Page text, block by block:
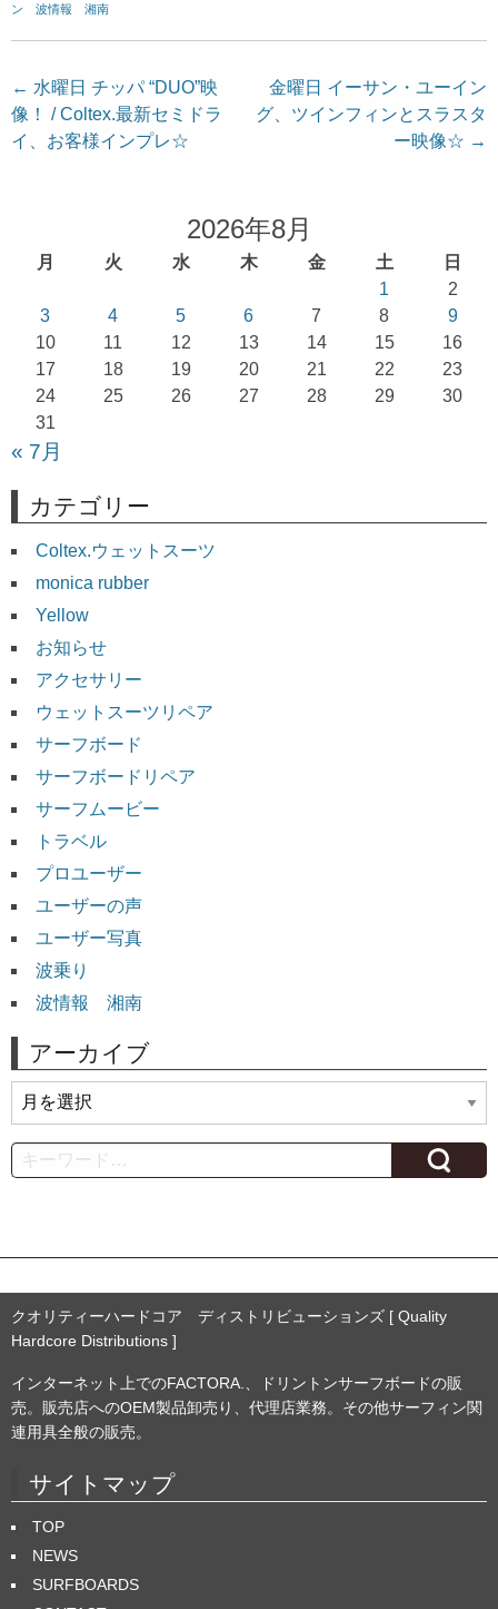
ン
波情報 湘南
投
稿
ナ
← 水曜日 チッパ “DUO”映
像！ / Coltex.最新セミドラ
イ、お客様インプレ☆
金曜日 イーサン・ユーイン
グ、ツインフィンとスラスタ
ー映像☆ →
2026年8月
月 火 水 木 金 土
日
1
2
3
4 5 6 7 8
9
10
11 12 13 14 15
16
17
18 19 20 21 22
23
24
25 26 27 28 29
30
31
« 7月
カテゴリー
Coltex.ウェットスーツ
monica rubber
Yellow
お知らせ
アクセサリー
ウェットスーツリペア
サーフボード
サーフボードリペア
サーフムービー
トラベル
プロユーザー
ユーザーの声
ユーザー写真
波乗り
波情報 湘南
アーカイブ
ー
カ
イ
Search
クオリティーハードコア ディストリビューションズ [ Quality
Hardcore Distributions ]
インターネット上でのFACTORA.、ドリントンサーフボードの販
売。販売店へのOEM製品卸売り、代理店業務。その他サーフィン関
連用具全般の販売。
サイトマップ
TOP
NEWS
SURFBOARDS